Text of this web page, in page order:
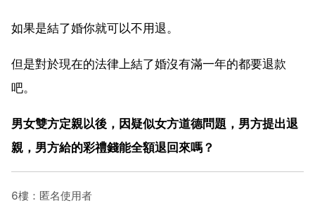
如果是結了婚你就可以不用退。
但是對於現在的法律上結了婚沒有滿一年的都要退款
吧。
男女雙方定親以後，因疑似女方道德問題，男方提出退
親，男方給的彩禮錢能全額退回來嗎？
6樓：匿名使用者